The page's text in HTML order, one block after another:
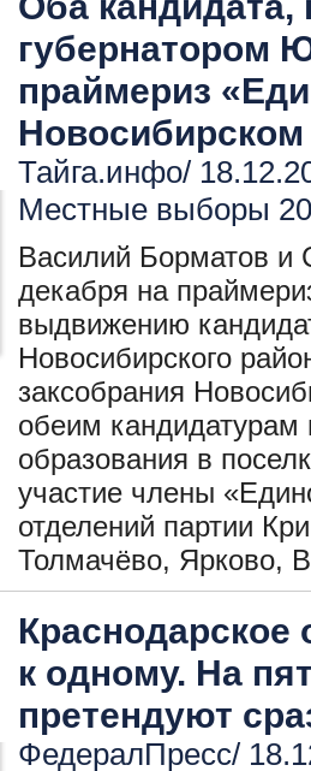
губернатором
праймериз
Тайга.инфo/
Местные выборы
Василий Борматов и
декабря на
выдвижению
Новосибирского
заксобрания
обеим кандидатурам
образования в
участие члены
отделений партии
Толмачёво, Ярково,
Краснодарское
к одному. На
претендуют
ФедералПресс/